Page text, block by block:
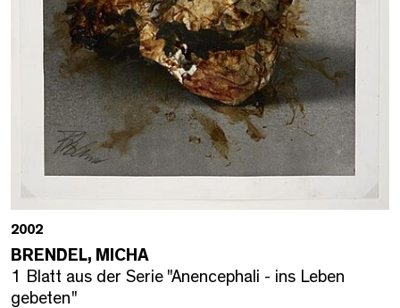
2002
BRENDEL, MICHA
1 Blatt aus der Serie "Anencephali - ins Leben
gebeten"